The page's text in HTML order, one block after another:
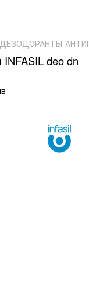
ДЕЗОДОРАНТЫ-
deo dn